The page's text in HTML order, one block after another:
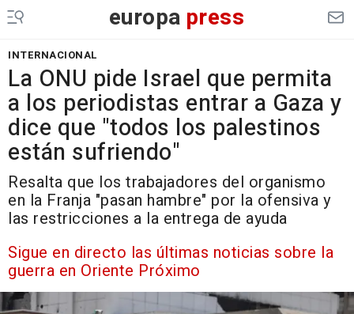
europa press
INTERNACIONAL
La ONU pide Israel que permita
a los periodistas entrar a Gaza y
dice que "todos los palestinos
están sufriendo"
Resalta que los trabajadores del organismo
en la Franja "pasan hambre" por la ofensiva y
las restricciones a la entrega de ayuda
Sigue en directo las últimas noticias sobre la
guerra en Oriente Próximo